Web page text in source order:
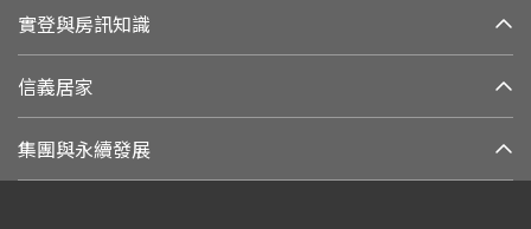
實登與房訊知識
信義居家
集團與永續發展